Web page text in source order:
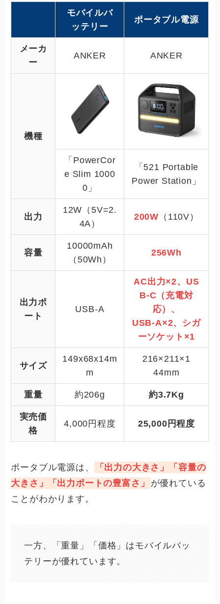
モバイルバ
ッテリー
ポータブル電源
メーカ
ー
ANKER ANKER
機種
「PowerCor
e Slim 1000
0」
「521 Portable
Power Station」
出力
12W（5V=2.
4A）
200W （110V）
容量
10000mAh
（50Wh）
256Wh
出力ポ
ート
USB-A
AC出力×2、US
B-C（充電対
応）、
USB-A×2、シガ
ーソケット×1
サイズ
149x68x14m
m
216×211×1
44mm
重量 約206g 約3.7Kg
実売価
格
4,000円程度 25,000円程度
ポータブル電源は、
「出力の大きさ」「容量の
大きさ」「出力ポートの豊富さ」
が優れている
ことがわかります。
一方、「重量」「価格」はモバイルバッ
テリーが優れています。